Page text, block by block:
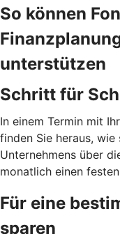
So können
unterstützen
Schritt für
In einem Termin mit
finden Sie heraus,
Unternehmens über
monatlich einen
Für eine
sparen